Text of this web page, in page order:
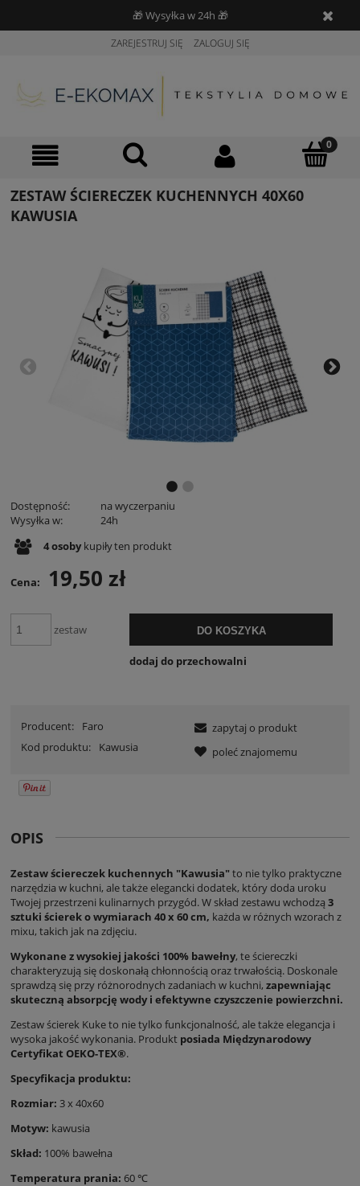
🎁 Wysyłka w 24h 🎁
ZAREJESTRUJ SIĘ ZALOGUJ SIĘ
ZESTAW ŚCIERECZEK KUCHENNYCH 40X60
KAWUSIA
Dostępność:
na wyczerpaniu
Wysyłka w:
24h
4osoby kupiłyten produkt
Cena: 19,50 zł
zestaw DO KOSZYKA
dodaj do przechowalni
Producent:
Faro
Kod produktu:
Kawusia
zapytaj o produkt
poleć znajomemu
OPIS
Zestaw ściereczek kuchennych "Kawusia"to nie tylko praktyczne
narzędzia w kuchni, ale także elegancki dodatek, który doda uroku
Twojej przestrzeni kulinarnych przygód. W skład zestawu wchodzą 3
sztuki ścierek o wymiarach 40 x 60 cm, każda w różnych wzorach z
mixu, takich jak na zdjęciu.
Wykonane z wysokiej jakości 100% bawełny, te ściereczki
charakteryzują się doskonałą chłonnością oraz trwałością. Doskonale
sprawdzą się przy różnorodnych zadaniach w kuchni, zapewniając
skuteczną absorpcję wody i efektywne czyszczenie powierzchni.
Zestaw ścierek Kuke to nie tylko funkcjonalność, ale także elegancja i
wysoka jakość wykonania. Produkt posiada Międzynarodowy
Certyfikat OEKO-TEX®.
Specyfikacja produktu:
Rozmiar: 3 x 40x60
Motyw: kawusia
Skład: 100% bawełna
Temperatura prania: 60 ℃